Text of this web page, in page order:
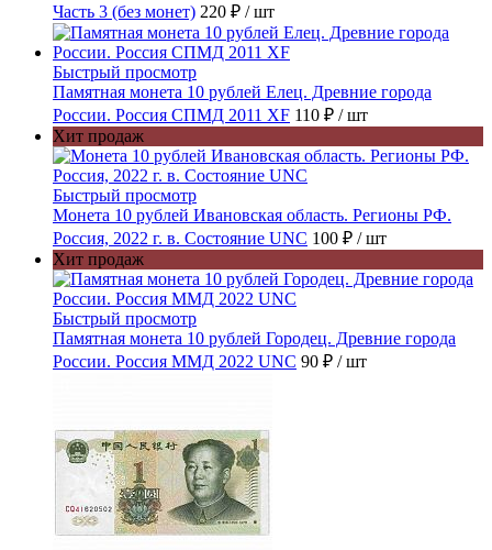
Часть 3 (без монет) 220 ₽ / шт
Быстрый просмотр
Памятная монета 10 рублей Елец. Древние города
России. Россия СПМД 2011 XF 110 ₽ / шт
Хит продаж
Быстрый просмотр
Монета 10 рублей Ивановская область. Регионы РФ.
Россия, 2022 г. в. Состояние UNC 100 ₽ / шт
Хит продаж
Быстрый просмотр
Памятная монета 10 рублей Городец. Древние города
России. Россия ММД 2022 UNC 90 ₽ / шт